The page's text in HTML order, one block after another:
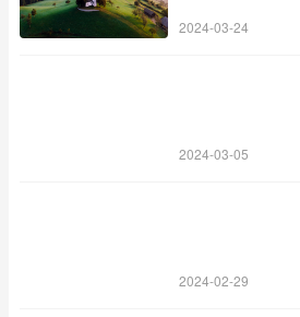
2024-03-24
2024-03-05
2024-02-29